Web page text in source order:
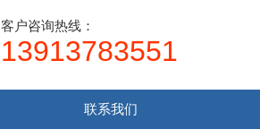
客户咨询热线：
13913783551
联系我们